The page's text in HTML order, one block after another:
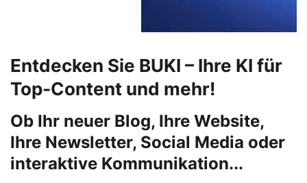
Entdecken Sie BUKI – Ihre KI für
Top-Content und mehr!
Ob Ihr neuer Blog, Ihre Website,
Ihre Newsletter, Social Media oder
interaktive Kommunikation...